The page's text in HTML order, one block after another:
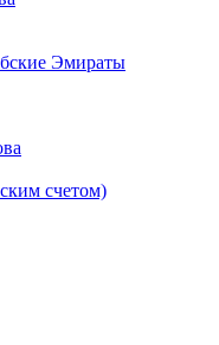
Эмираты
счетом)